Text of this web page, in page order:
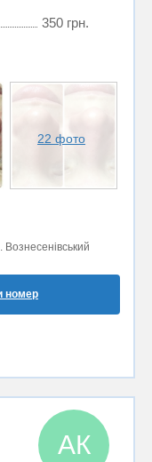
350 грн.
22 фото
номер
АК